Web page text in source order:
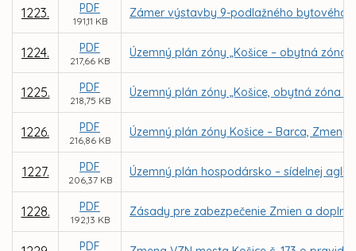
1223. PDF
191,11 KB
Zámer výstavby 9-podlažného bytového
1224. PDF
217,66 KB
Územný plán zóny „Košice – obytná zóna
1225. PDF
218,75 KB
Územný plán zóny „Košice, obytná zóna
1226. PDF
216,86 KB
Územný plán zóny Košice – Barca, Zmeny
1227. PDF
206,37 KB
Územný plán hospodársko – sídelnej
1228. PDF
192,13 KB
Zásady pre zabezpečenie Zmien a
PDF